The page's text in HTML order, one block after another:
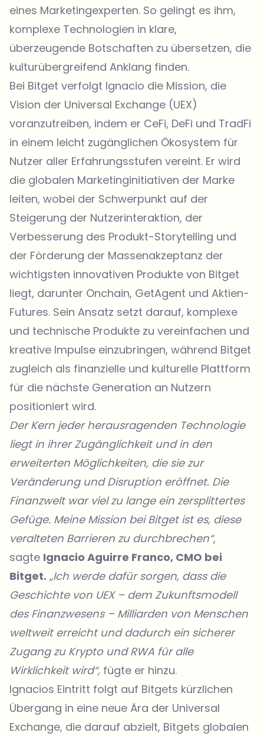
eines Marketingexperten. So gelingt es ihm,
komplexe Technologien in klare,
überzeugende Botschaften zu übersetzen, die
kulturübergreifend Anklang finden.
Bei Bitget verfolgt Ignacio die Mission, die
Vision der Universal Exchange (UEX)
voranzutreiben, indem er CeFi, DeFi und TradFi
in einem leicht zugänglichen Ökosystem für
Nutzer aller Erfahrungsstufen vereint. Er wird
die globalen Marketinginitiativen der Marke
leiten, wobei der Schwerpunkt auf der
Steigerung der Nutzerinteraktion, der
Verbesserung des Produkt-Storytelling und
der Förderung der Massenakzeptanz der
wichtigsten innovativen Produkte von Bitget
liegt, darunter Onchain, GetAgent und Aktien-
Futures. Sein Ansatz setzt darauf, komplexe
und technische Produkte zu vereinfachen und
kreative Impulse einzubringen, während Bitget
zugleich als finanzielle und kulturelle Plattform
für die nächste Generation an Nutzern
positioniert wird.
Der Kern jeder herausragenden Technologie
liegt in ihrer Zugänglichkeit und in den
erweiterten Möglichkeiten, die sie zur
Veränderung und Disruption eröffnet. Die
Finanzwelt war viel zu lange ein zersplittertes
Gefüge. Meine Mission bei Bitget ist es, diese
veralteten Barrieren zu durchbrechen“,
sagte Ignacio Aguirre Franco, CMO bei
Bitget. „Ich werde dafür sorgen, dass die
Geschichte von UEX – dem Zukunftsmodell
des Finanzwesens – Milliarden von Menschen
weltweit erreicht und dadurch ein sicherer
Zugang zu Krypto und RWA für alle
Wirklichkeit wird“, fügte er hinzu.
Ignacios Eintritt folgt auf Bitgets kürzlichen
Übergang in eine neue Ära der Universal
Exchange, die darauf abzielt, Bitgets globalen